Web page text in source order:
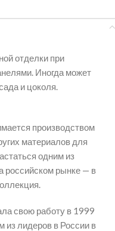
отделки при
Иногда может
и цоколя.
производством
материалов для
одним из
российском рынке — в
свою работу в 1999
из лидеров в России в